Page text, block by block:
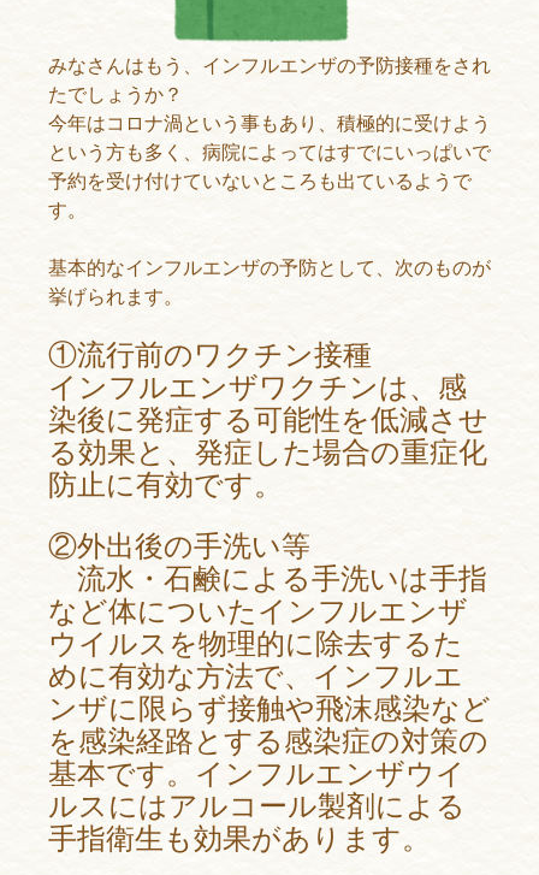
みなさんはもう、インフルエンザの予防接種をされ
たでしょうか？
今年はコロナ渦という事もあり、積極的に受けよう
という方も多く、病院によってはすでにいっぱいで
予約を受け付けていないところも出ているようで
す。
基本的なインフルエンザの予防として、次のものが
挙げられます。
①流行前のワクチン接種
インフルエンザワクチンは、感
染後に発症する可能性を低減させ
る効果と、発症した場合の重症化
防止に有効です。
②外出後の手洗い等
流水・石鹸による手洗いは手指
など体についたインフルエンザ
ウイルスを物理的に除去するた
めに有効な方法で、インフルエ
ンザに限らず接触や飛沫感染など
を感染経路とする感染症の対策の
基本です。インフルエンザウイ
ルスにはアルコール製剤による
手指衛生も効果があります。